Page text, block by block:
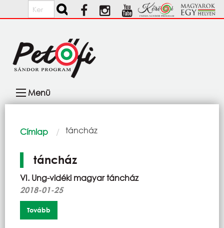
Ugrás a tartalomra
Keresés
navigáció
Menü
Morzsa
Címlap Current:
táncház
táncház
VI. Ung-vidéki magyar táncház
2018-01-25
Tovább